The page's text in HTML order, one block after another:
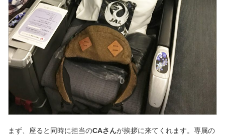
まず、座ると同時に担当のCAさんが挨拶に来てくれます。専属の